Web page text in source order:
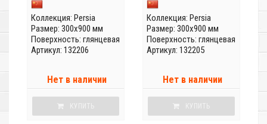
Коллекция: Persia
Размер: 300x900 мм
Поверхность: глянцевая
Артикул: 132206
Нет в наличии
КУПИТЬ
Коллекция: Persia
Размер: 300x900 мм
Поверхность: глянцевая
Артикул: 132205
Нет в наличии
КУПИТЬ